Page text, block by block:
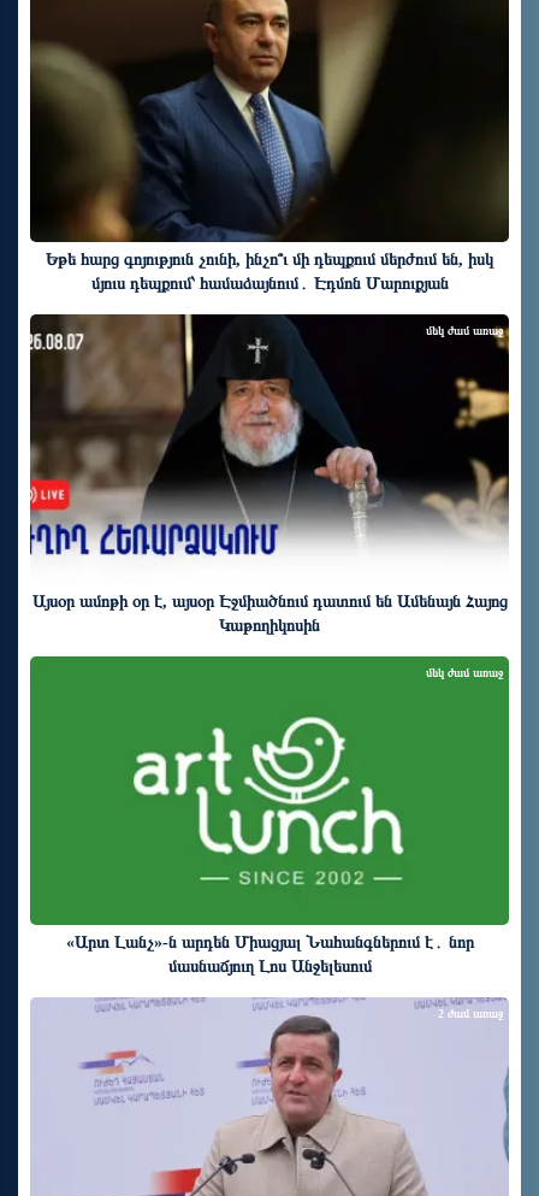
Եթե հարց գոյություն չունի, ինչո՞ւ մի դեպքում մերժում են, իսկ
մյուս դեպքում՝ համաձայնում․ Էդմոն Մարուքյան
Այսօր ամոթի օր է, այսօր Էջմիածնում դատում են Ամենայն Հայոց
Կաթողիկոսին
մեկ ժամ առաջ
«Արտ Լանչ»-ն արդեն Միացյալ Նահանգներում է․ նոր
մասնաճյուղ Լոս Անջելեսում
մեկ ժամ առաջ
2 ժամ առաջ